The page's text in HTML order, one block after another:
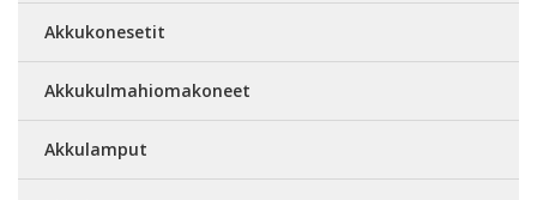
Akkukonesetit
Akkukulmahiomakoneet
Akkulamput